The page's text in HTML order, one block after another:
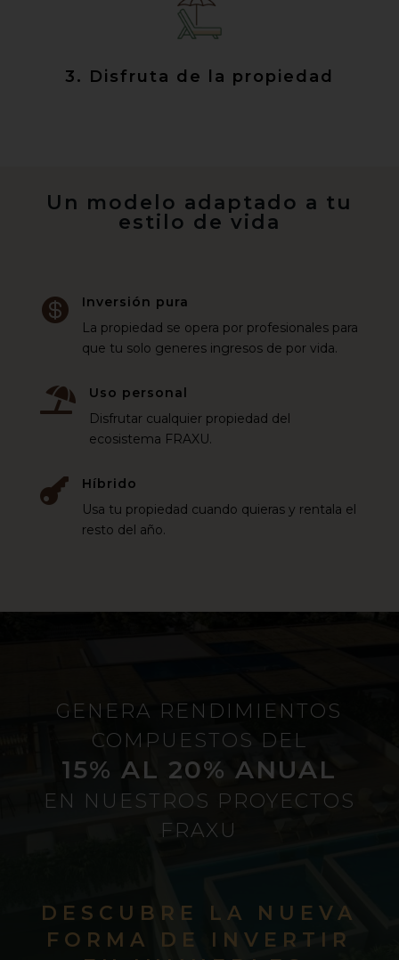
3. Disfruta de la propiedad
Un modelo adaptado a tu
estilo de vida

Inversión pura
La propiedad se opera por profesionales para
que tu solo generes ingresos de por vida.

Uso personal
Disfrutar cualquier propiedad del
ecosistema FRAXU.

Híbrido
Usa tu propiedad cuando quieras y rentala el
resto del año.
GENERA RENDIMIENTOS
COMPUESTOS DEL
15% AL 20% ANUAL
EN NUESTROS PROYECTOS
FRAXU
DESCUBRE LA NUEVA
FORMA DE INVERTIR